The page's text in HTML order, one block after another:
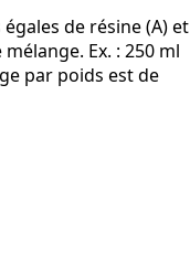
de résine (A) et
Ex. : 250 ml
par poids est de